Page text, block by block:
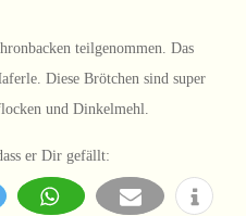
teilgenommen. Das
Diese Brötchen sind super
und Dinkelmehl.
er Dir gefällt: